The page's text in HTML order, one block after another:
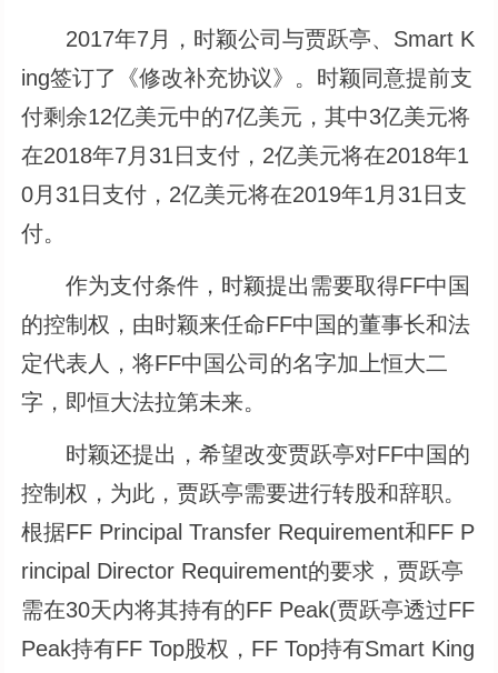
2017年7月，时颖公司与贾跃亭、Smart K
ing签订了《修改补充协议》。时颖同意提前支
付剩余12亿美元中的7亿美元，其中3亿美元将
在2018年7月31日支付，2亿美元将在2018年1
0月31日支付，2亿美元将在2019年1月31日支
付。
作为支付条件，时颖提出需要取得FF中国
的控制权，由时颖来任命FF中国的董事长和法
定代表人，将FF中国公司的名字加上恒大二
字，即恒大法拉第未来。
时颖还提出，希望改变贾跃亭对FF中国的
控制权，为此，贾跃亭需要进行转股和辞职。
根据FF Principal Transfer Requirement和FF P
rincipal Director Requirement的要求，贾跃亭
需在30天内将其持有的FF Peak(贾跃亭透过FF
Peak持有FF Top股权，FF Top持有Smart King